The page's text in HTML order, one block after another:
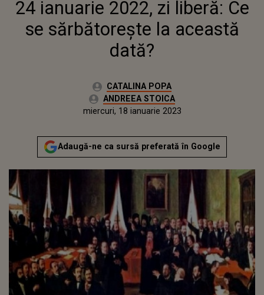
24 ianuarie 2022, zi liberă: Ce
se sărbătoreşte la această
dată?
Autor:CATALINA POPA
Editor Web:
ANDREEA STOICA
marți, 18 ianuarie 2022Actualizat:
miercuri, 18 ianuarie 2023
Adaugă-ne ca sursă preferată în Google